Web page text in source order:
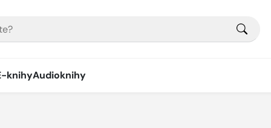
knihyAudioknihy